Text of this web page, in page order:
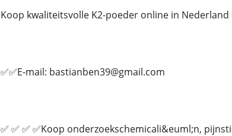
Koop kwaliteitsvolle K2-poeder online in
✅✅E-mail: bastianben39@gmail.com
✅ ✅ ✅ ✅Koop onderzoekschemicali&euml;n,